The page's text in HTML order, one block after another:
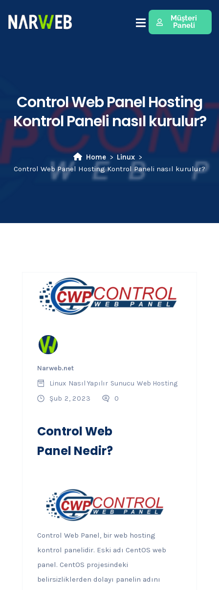
Müşteri
Paneli
Control Web Panel Hosting
Kontrol Paneli nasıl kurulur?
Home
Linux
Control Web Panel Hosting Kontrol Paneli nasıl kurulur?
Narweb.net
Linux Nasıl Yapılır Sunucu Web Hosting
Şub 2, 2023
0
Control Web
Panel Nedir?
Control Web Panel, bir web hosting
kontrol panelidir. Eski adı CentOS web
panel. CentOS projesindeki
belirsizliklerden dolayı panelin adını